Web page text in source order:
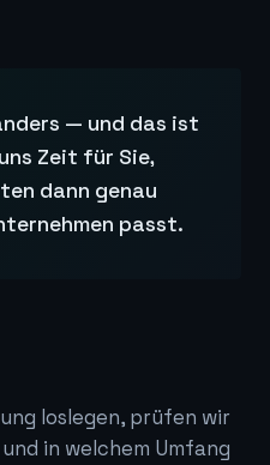
— und das ist
Zeit für Sie,
dann genau
passt.
loslegen, prüfen wir
in welchem Umfang